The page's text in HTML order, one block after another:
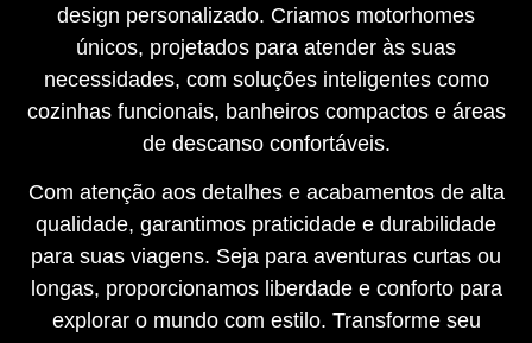
design personalizado. Criamos motorhomes
únicos, projetados para atender às suas
necessidades, com soluções inteligentes como
cozinhas funcionais, banheiros compactos e áreas
de descanso confortáveis.
Com atenção aos detalhes e acabamentos de alta
qualidade, garantimos praticidade e durabilidade
para suas viagens. Seja para aventuras curtas ou
longas, proporcionamos liberdade e conforto para
explorar o mundo com estilo. Transforme seu